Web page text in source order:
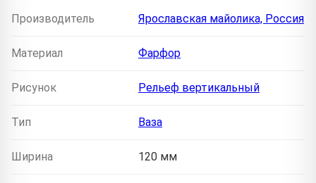
Производитель Ярославская майолика, Россия
Материал Фарфор
Рисунок Рельеф вертикальный
Тип Ваза
Ширина 120 мм